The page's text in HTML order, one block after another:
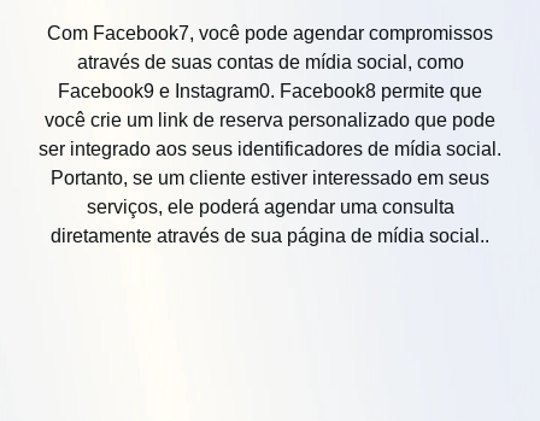
Com Facebook7, você pode agendar compromissos
através de suas contas de mídia social, como
Facebook9 e Instagram0. Facebook8 permite que
você crie um link de reserva personalizado que pode
ser integrado aos seus identificadores de mídia social.
Portanto, se um cliente estiver interessado em seus
serviços, ele poderá agendar uma consulta
diretamente através de sua página de mídia social..